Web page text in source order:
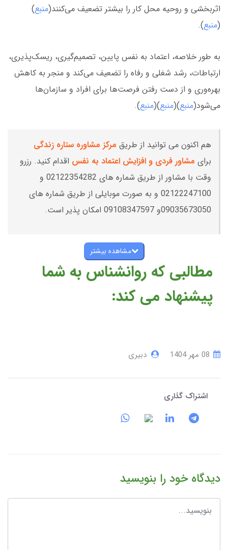
اثربخشی و روحیه محل کار را بیشتر تضعیف می‌کنند(منبع)
(منبع).
به طور خلاصه، اعتماد به نفس پایین، تصمیم‌گیری، ریسک‌پذیری،
ارتباطات، رشد شغلی و رفاه را تضعیف می‌کند و منجر به کاهش
بهره‌وری و از دست رفتن فرصت‌ها برای افراد و سازمان‌ها
می‌شود(منبع)(منبع)(منبع).
هم اکنون می توانید از طریق مرکز مشاوره ستاره زندگی
برای مشاور فردی و افزایش اعتماد به نفس اقدام کنید. رزرو
وقت با مشاور از طریق شماره های 02122354282 و
02122247100 و به صورت موبایلی از طریق شماره های
09035673050و 09108347597 امکان پذیر است.
مشاهده بیشتر
مطالبی که روانشناس به شما
پیشنهاد می کند:
دبیری
اشتراک گذاری
دیدگاه خود را بنویسید